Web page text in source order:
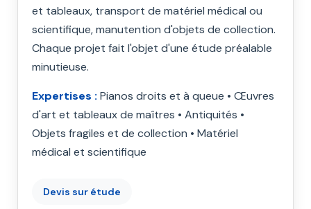
et tableaux, transport de matériel médical ou
scientifique, manutention d'objets de collection.
Chaque projet fait l'objet d'une étude préalable
minutieuse.
Expertises : Pianos droits et à queue • Œuvres
d'art et tableaux de maîtres • Antiquités •
Objets fragiles et de collection • Matériel
médical et scientifique
Devis sur étude